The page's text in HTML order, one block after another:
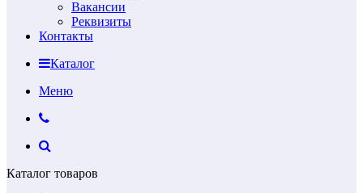
Вакансии
Реквизиты
Контакты
Каталог
Меню
Каталог товаров